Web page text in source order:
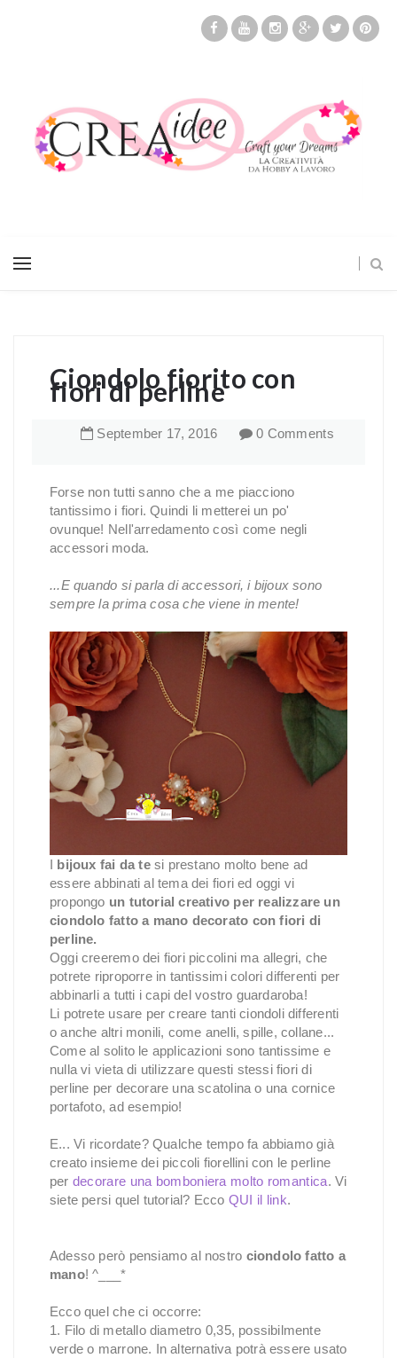
Ciondolo fiorito con
fiori di perline
September 17, 2016 0 Comments
Forse non tutti sanno che a me piacciono
tantissimo i fiori. Quindi li metterei un po'
ovunque! Nell'arredamento così come negli
accessori moda.
...E quando si parla di accessori, i bijoux sono
sempre la prima cosa che viene in mente!
I bijoux fai da te si prestano molto bene ad
essere abbinati al tema dei fiori ed oggi vi
propongo un tutorial creativo per realizzare un
ciondolo fatto a mano decorato con fiori di
perline.
Oggi creeremo dei fiori piccolini ma allegri, che
potrete riproporre in tantissimi colori differenti per
abbinarli a tutti i capi del vostro guardaroba!
Li potrete usare per creare tanti ciondoli differenti
o anche altri monili, come anelli, spille, collane...
Come al solito le applicazioni sono tantissime e
nulla vi vieta di utilizzare questi stessi fiori di
perline per decorare una scatolina o una cornice
portafoto, ad esempio!
E... Vi ricordate? Qualche tempo fa abbiamo già
creato insieme dei piccoli fiorellini con le perline
per decorare una bomboniera molto romantica. Vi
siete persi quel tutorial? Ecco QUI il link.
Adesso però pensiamo al nostro ciondolo fatto a
mano! ^___*
Ecco quel che ci occorre:
1. Filo di metallo diametro 0,35, possibilmente
verde o marrone. In alternativa potrà essere usato